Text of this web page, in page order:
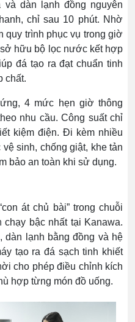
dàn lạnh đồng nguyên
chỉ sau 10 phút. Nhờ
quy trình phục vụ trong giờ
hữu bộ lọc nước kết hợp
đá tạo ra đạt chuẩn tinh
chất.
4 mức hẹn giờ thông
nhu cầu. Công suất chỉ
kiệm điện. Đi kèm nhiều
sinh, chống giật, khe tản
bảo an toàn khi sử dụng.
át chủ bài” trong chuỗi
bậc nhất tại Kanawa.
dàn lạnh bằng đồng và hệ
tạo ra đá sạch tinh khiết
cho phép điều chỉnh kích
hợp từng món đồ uống.